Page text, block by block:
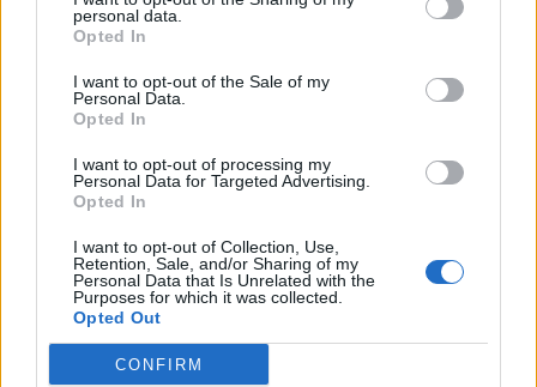
personal data.
Opted In
I want to opt-out of the Sale of my
Personal Data.
Opted In
I want to opt-out of processing my
Personal Data for Targeted Advertising.
Opted In
I want to opt-out of Collection, Use,
Retention, Sale, and/or Sharing of my
Personal Data that Is Unrelated with the
Purposes for which it was collected.
Opted Out
CONFIRM
19 Απριλίου 2024
την καρδιακή
09 Απριλίου 2024
Πασχόντων από
Καρδιοπάθειες:
"Σώζοντας μικρές και
μεγάλες καρδιές"